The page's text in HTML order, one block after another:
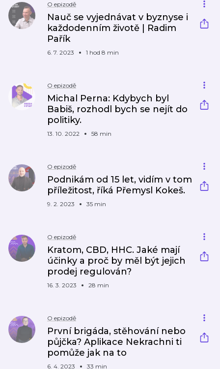
O epizodě
Nauč se vyjednávat v byznyse i
každodenním životě | Radim
Pařík
6. 7. 2023 1 hod 8 min
O epizodě
Michal Perna: Kdybych byl
Babiš, rozhodl bych se nejít do
politiky.
13. 10. 2022 58 min
O epizodě
Podnikám od 15 let, vidím v tom
příležitost, říká Přemysl Kokeš.
9. 2. 2023 35 min
O epizodě
Kratom, CBD, HHC. Jaké mají
účinky a proč by měl být jejich
prodej regulován?
16. 3. 2023 28 min
O epizodě
První brigáda, stěhování nebo
půjčka? Aplikace Nekrachni ti
pomůže jak na to
6. 4. 2023 33 min